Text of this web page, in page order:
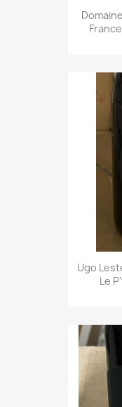
Ugo
Le